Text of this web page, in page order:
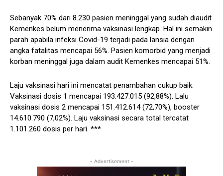
Sebanyak 70% dari 8.230 pasien meninggal yang sudah diaudit
Kemenkes belum menerima vaksinasi lengkap. Hal ini semakin
parah apabila infeksi Covid-19 terjadi pada lansia dengan
angka fatalitas mencapai 56%. Pasien komorbid yang menjadi
korban meninggal juga dalam audit Kemenkes mencapai 51%.
Laju vaksinasi hari ini mencatat penambahan cukup baik.
Vaksinasi dosis 1 mencapai 193.427.015 (92,88%). Lalu
vaksinasi dosis 2 mencapai 151.412.614 (72,70%), booster
14.610.790 (7,02%). Laju vaksinasi secara total tercatat
1.101.260 dosis per hari. ***
- Advertisement -